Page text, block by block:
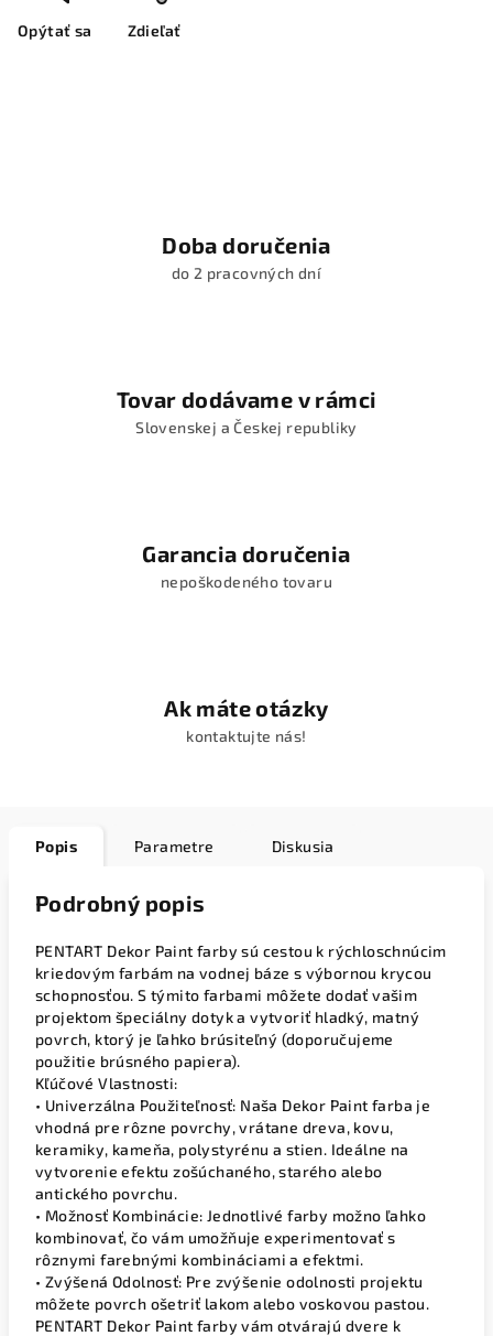
Opýtať sa Zdieľať
Doba doručenia
do 2 pracovných dní
Tovar dodávame v rámci
Slovenskej a Českej republiky
Garancia doručenia
nepoškodeného tovaru
Ak máte otázky
kontaktujte nás!
Popis Parametre Diskusia
Podrobný popis
PENTART Dekor Paint farby sú cestou k rýchloschnúcim
kriedovým farbám na vodnej báze s výbornou krycou
schopnosťou. S týmito farbami môžete dodať vašim
projektom špeciálny dotyk a vytvoriť hladký, matný
povrch, ktorý je ľahko brúsiteľný (doporučujeme
použitie brúsného papiera).
Kľúčové Vlastnosti:
• Univerzálna Použiteľnosť: Naša Dekor Paint farba je
vhodná pre rôzne povrchy, vrátane dreva, kovu,
keramiky, kameňa, polystyrénu a stien. Ideálne na
vytvorenie efektu zošúchaného, starého alebo
antického povrchu.
• Možnosť Kombinácie: Jednotlivé farby možno ľahko
kombinovať, čo vám umožňuje experimentovať s
rôznymi farebnými kombináciami a efektmi.
• Zvýšená Odolnosť: Pre zvýšenie odolnosti projektu
môžete povrch ošetriť lakom alebo voskovou pastou.
PENTART Dekor Paint farby vám otvárajú dvere k